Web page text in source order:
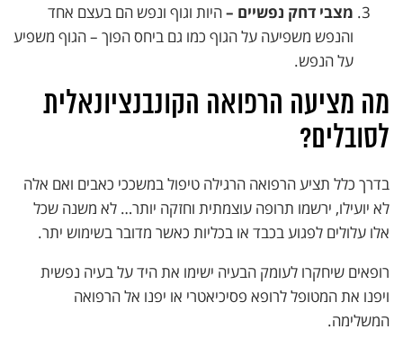
מצבי דחק נפשיים –היות וגוף ונפש הם בעצם אחד
והנפש משפיעה על הגוף כמו גם ביחס הפוך – הגוף משפיע
על הנפש.
מה מציעה הרפואה הקונבנציונאלית
לסובלים?
בדרך כלל תציע הרפואה הרגילה טיפול במשככי כאבים ואם אלה
לא יועילו, ירשמו תרופה עוצמתית וחזקה יותר… לא משנה שכל
אלו עלולים לפגוע בכבד או בכליות כאשר מדובר בשימוש יתר.
רופאים שיחקרו לעומק הבעיה ישימו את היד על בעיה נפשית
ויפנו את המטופל לרופא פסיכיאטרי או יפנו אל הרפואה
המשלימה.